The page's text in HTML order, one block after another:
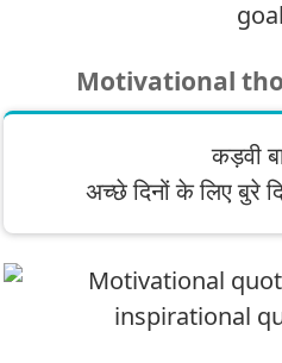
Motivational
कड़वी
अच्छे दिनों के लिए बुरे